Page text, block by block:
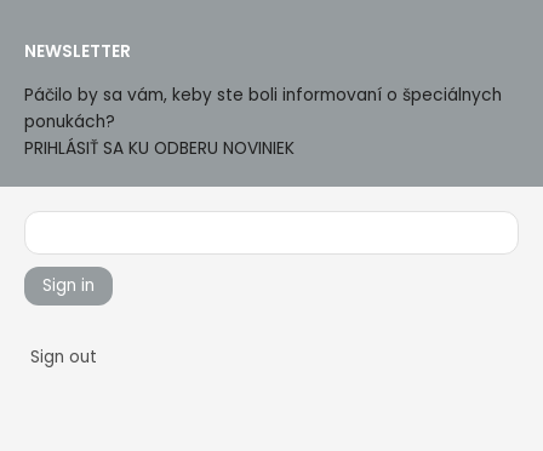
NEWSLETTER
Páčilo by sa vám, keby ste boli informovaní o špeciálnych
ponukách?
PRIHLÁSIŤ SA KU ODBERU NOVINIEK
Sign in
Sign out